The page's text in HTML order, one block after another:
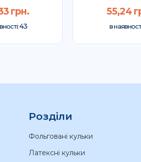
грн.
43
55,24
в
Розділи
Фольговані кульки
Латексні кульки